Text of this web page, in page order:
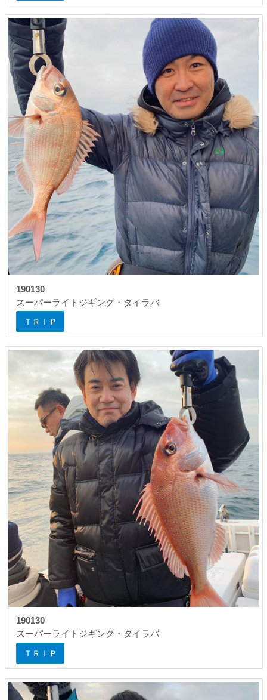
190130
スーパーライトジギング・タイラバ
ＴＲＩＰ
190130
スーパーライトジギング・タイラバ
ＴＲＩＰ